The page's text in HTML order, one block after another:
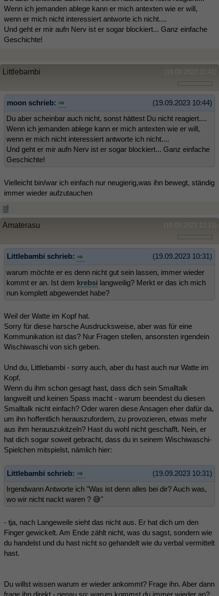
Wenn ich jemanden ablege kann er mich antexten wie er will,
wenn er mich nicht interessiert antworte ich nicht....
Und geht er mir aufn Nerv ist er sogar blockiert... Ganz einfache
Geschichte!
(19.09.2023 11:41)
Littlebambi
(19.09.2023 10:44)
moon schrieb:
Du aber scheinbar auch nicht, sonst hättest Du nicht reagiert....
Wenn ich jemanden ablege kann er mich antexten wie er will,
wenn er mich nicht interessiert antworte ich nicht....
Und geht er mir aufn Nerv ist er sogar blockiert... Ganz einfache
Geschichte!
Vielleicht bin/war ich einfach nur neugierig,was ihn bewegt, ständig
immer wieder aufzutauchen
(19.09.2023 12:13)
Amaterasu
(19.09.2023 10:31)
Littlebambi schrieb:
warum möchte er es denn nicht gut sein lassen, immer wieder
kommt er an. Ist dem krebsi langweilig? Merkt er das ich mich
nun komplett abgewendet habe?
Weil der Watte im Kopf hat.
Sorry für diese harsche Ausdrucksweise, aber was für eine
Kommunikation ist das? Nur Fragen stellen, ansonsten irgendein
Wischiwaschi von sich geben.
Und du, Littlebambi - sorry auch, aber du hast auch nur Watte im
Kopf.
Wenn du ihm schon gesagt hast, dass dich sein Smalltalk
langweilt und keinen Spass macht - warum beendest du diesen
Smalltalk nicht einfach? Oder waren diese Ansagen eher dafür da,
um ihn hoffentlich herauszufordern, zu provozieren, etwas mehr
aus ihm herauszukitzeln? Hast du wohl nicht geschafft. Nein, er
hat dich sogar soweit gebracht, dass du in seinem Wischiwaschi-
Spielchen mitspielst, nämlich hier:
(19.09.2023 10:31)
Littlebambi schrieb:
Irgendwann Antworte ich "Was ist denn alles bei dir? Auch was,
wo wir nicht nackt waren ? 😅"
- tja, nach Langeweile sieht das nicht aus. Er hat dich um den
Finger gewickelt. Am Ende zählt nicht, was du sagst, sondern wie
du handelst und du hast nicht so gehandelt wie du verbal vermittelt
hast.
Du willst wissen warum er wieder ankommt? Frage ihn. Aber dann